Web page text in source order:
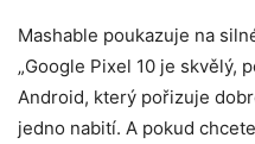
Mashable poukazuje na
„Google Pixel 10 je skvělý,
Android, který pořizuje
jedno nabití. A pokud